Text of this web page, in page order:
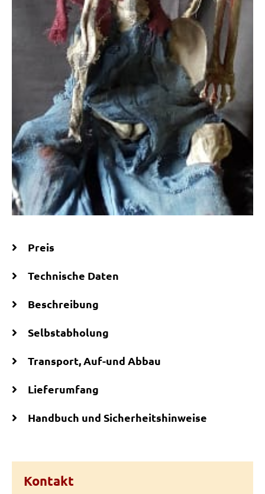
Preis
Technische Daten
Beschreibung
Selbstabholung
Transport, Auf-und Abbau
Lieferumfang
Handbuch und Sicherheitshinweise
Kontakt